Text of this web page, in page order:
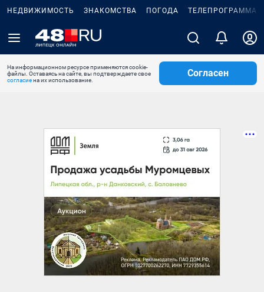
НЕДВИЖИМОСТЬ ЗНАКОМСТВА ПОГОДА ТЕЛЕПРОГРАММА
На информационном ресурсе применяются cookie-
файлы. Оставаясь на сайте, вы подтверждаете свое
согласиена их использование.
Согласен